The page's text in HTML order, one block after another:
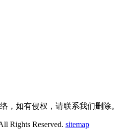
，如有侵权，请联系我们删除。
Rights Reserved. sitemap